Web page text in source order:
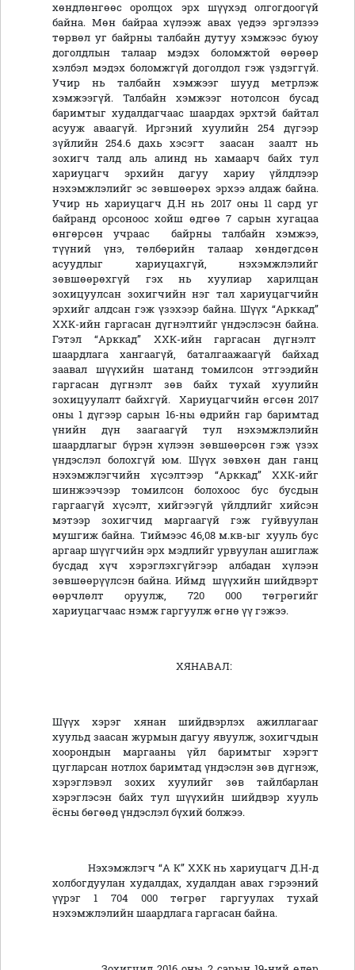
хөндлөнгөөс оролцох эрх шүүхэд олгогдоогүй
байна. Мөн байраа хүлээж авах үедээ эргэлзээ
төрвөл уг байрны талбайн дутуу хэмжээс буюу
доголдлын талаар мэдэх боломжтой өөрөөр
хэлбэл мэдэх боломжгүй доголдол гэж үздэггүй.
Учир нь талбайн хэмжээг шууд метрлэж
хэмжээгүй. Талбайн хэмжээг нотолсон бусад
баримтыг худалдагчаас шаардах эрхтэй байтал
асууж аваагүй. Иргэний хуулийн 254 дүгээр
зүйлийн 254.6 дахь хэсэгт заасан заалт нь
зохигч талд аль алинд нь хамаарч байх тул
хариуцагч эрхийн дагуу хариу үйлдлээр
нэхэмжлэлийг эс зөвшөөрөх эрхээ алдаж байна.
Учир нь хариуцагч Д.Н нь 2017 оны 11 сард уг
байранд орсоноос хойш өдгөө 7 сарын хугацаа
өнгөрсөн учраас байрны талбайн хэмжээ,
түүний үнэ, төлбөрийн талаар хөндөгдсөн
асуудлыг хариуцахгүй, нэхэмжлэлийг
зөвшөөрөхгүй гэх нь хуулиар харилцан
зохицуулсан зохигчийн нэг тал хариуцагчийн
эрхийг алдсан гэж үзэхээр байна. Шүүх “Арккад”
ХХК-ийн гаргасан дүгнэлтийг үндэслэсэн байна.
Гэтэл “Арккад” ХХК-ийн гаргасан дүгнэлт
шаардлага хангаагүй, баталгаажаагүй байхад
заавал шүүхийн шатанд томилсон этгээдийн
гаргасан дүгнэлт зөв байх тухай хуулийн
зохицуулалт байхгүй. Хариуцагчийн өгсөн 2017
оны 1 дүгээр сарын 16-ны өдрийн гар баримтад
үнийн дүн заагаагүй тул нэхэмжлэлийн
шаардлагыг бүрэн хүлээн зөвшөөрсөн гэж үзэх
үндэслэл болохгүй юм. Шүүх зөвхөн дан ганц
нэхэмжлэгчийн хүсэлтээр “Арккад” ХХК-ийг
шинжээчээр томилсон болохоос бус бусдын
гаргаагүй хүсэлт, хийгээгүй үйлдлийг хийсэн
мэтээр зохигчид маргаагүй гэж гуйвуулан
мушгиж байна. Тиймээс 46,08 м.кв-ыг хууль бус
аргаар шүүгчийн эрх мэдлийг урвуулан ашиглаж
бусдад хүч хэрэглэхгүйгээр албадан хүлээн
зөвшөөрүүлсэн байна. Иймд шүүхийн шийдвэрт
өөрчлөлт оруулж, 720 000 төгрөгийг
хариуцагчаас нэмж гаргуулж өгнө үү гэжээ.
ХЯНАВАЛ:
Шүүх хэрэг хянан шийдвэрлэх ажиллагааг
хуульд заасан журмын дагуу явуулж, зохигчдын
хоорондын маргааны үйл баримтыг хэрэгт
цугларсан нотлох баримтад үндэслэн зөв дүгнэж,
хэрэглэвэл зохих хуулийг зөв тайлбарлан
хэрэглэсэн байх тул шүүхийн шийдвэр хууль
ёсны бөгөөд үндэслэл бүхий болжээ.
Нэхэмжлэгч “А К” ХХК нь хариуцагч Д.Н-д
холбогдуулан худалдах, худалдан авах гэрээний
үүрэг 1 704 000 төгрөг гаргуулах тухай
нэхэмжлэлийн шаардлага гаргасан байна.